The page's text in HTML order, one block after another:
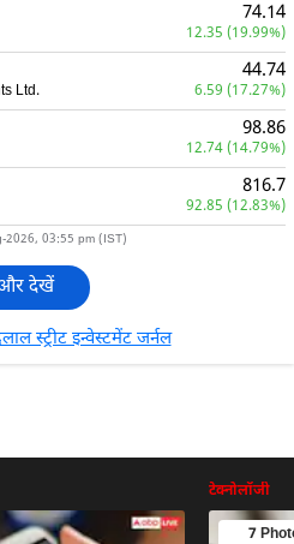
74.14
12.35 (19.99%)
Ltd.
44.74
6.59 (17.27%)
98.86
12.74 (14.79%)
816.7
92.85 (12.83%)
2026, 03:55 pm (IST)
देखें
स्ट्रीट इन्वेस्टमेंट जर्नल
टेक्नोलॉजी
7